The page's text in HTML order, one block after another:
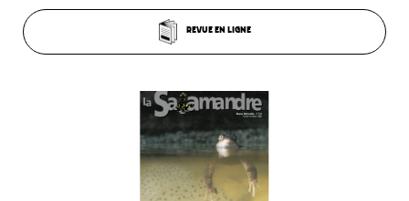
REVUE EN LIGNE